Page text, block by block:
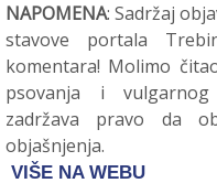
NAPOMENA: Sadržaj
stavove portala
komentara! Molimo
psovanja i
zadržava pravo da
objašnjenja.